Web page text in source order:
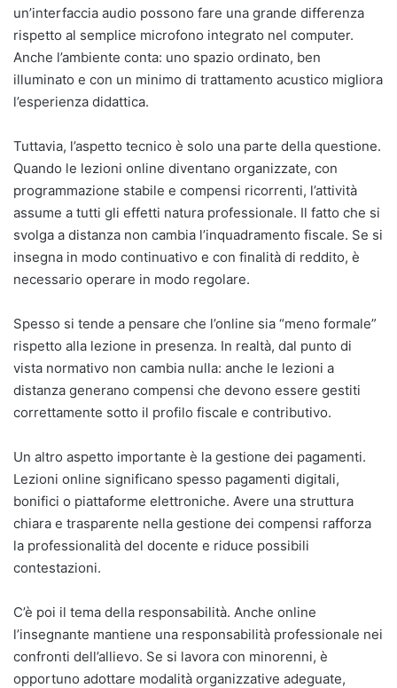
un’interfaccia audio possono fare una grande differenza
rispetto al semplice microfono integrato nel computer.
Anche l’ambiente conta: uno spazio ordinato, ben
illuminato e con un minimo di trattamento acustico migliora
l’esperienza didattica.
Tuttavia, l’aspetto tecnico è solo una parte della questione.
Quando le lezioni online diventano organizzate, con
programmazione stabile e compensi ricorrenti, l’attività
assume a tutti gli effetti natura professionale. Il fatto che si
svolga a distanza non cambia l’inquadramento fiscale. Se si
insegna in modo continuativo e con finalità di reddito, è
necessario operare in modo regolare.
Spesso si tende a pensare che l’online sia “meno formale”
rispetto alla lezione in presenza. In realtà, dal punto di
vista normativo non cambia nulla: anche le lezioni a
distanza generano compensi che devono essere gestiti
correttamente sotto il profilo fiscale e contributivo.
Un altro aspetto importante è la gestione dei pagamenti.
Lezioni online significano spesso pagamenti digitali,
bonifici o piattaforme elettroniche. Avere una struttura
chiara e trasparente nella gestione dei compensi rafforza
la professionalità del docente e riduce possibili
contestazioni.
C’è poi il tema della responsabilità. Anche online
l’insegnante mantiene una responsabilità professionale nei
confronti dell’allievo. Se si lavora con minorenni, è
opportuno adottare modalità organizzative adeguate,